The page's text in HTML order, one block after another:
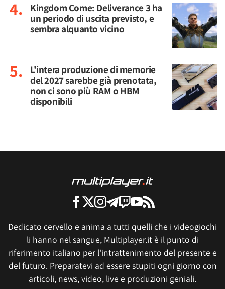
Kingdom Come: Deliverance 3 ha
un periodo di uscita previsto, e
sembra alquanto vicino
L'intera produzione di memorie
del 2027 sarebbe già prenotata,
non ci sono più RAM o HBM
disponibili
Dedicato cervello e anima a tutti quelli che i videogiochi
li hanno nel sangue, Multiplayer.it è il punto di
riferimento italiano per l'intrattenimento del presente e
del futuro. Preparatevi ad essere stupiti ogni giorno con
articoli, news, video, live e produzioni geniali.